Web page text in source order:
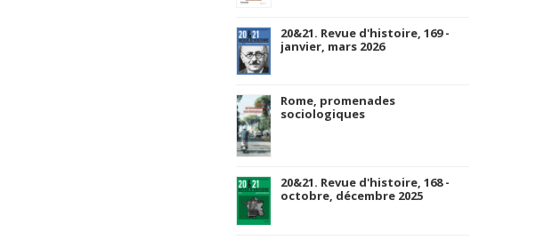
20&21. Revue d'histoire, 169 -
janvier, mars 2026
Rome, promenades
sociologiques
20&21. Revue d'histoire, 168 -
octobre, décembre 2025